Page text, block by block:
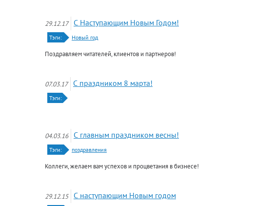
29.12.17 С Наступающим Новым Годом!
Тэги: Новый год
Поздравляем читателей, клиентов и партнеров!
07.03.17 С праздником 8 марта!
Тэги:
04.03.16 С главным праздником весны!
Тэги: поздравления
Коллеги, желаем вам успехов и процветания в бизнесе!
29.12.15 С наступающим Новым годом